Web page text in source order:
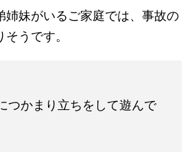
姉妹がいるご家庭では、事故の
うです。
つかまり立ちをして遊んで